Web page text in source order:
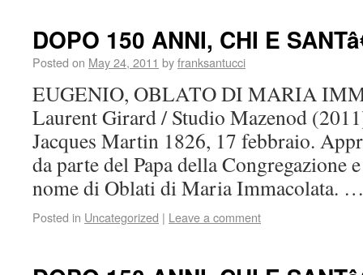
DOPO 150 ANNI, CHI E
Posted on May 24, 2011 byfranksantucci
EUGENIO, OBLATO DI MARIA
Laurent Girard / Studio Mazenod
Jacques Martin 1826, 17 febbraio.
da parte del Papa della Congregazione
nome di Oblati di Maria Immacolata.
Posted in Uncategorized | Leave a comment